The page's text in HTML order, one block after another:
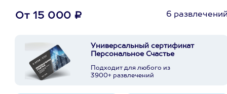
От 15 000 ₽ 6
Универсальный сертификат
Персональное Счастье
Подходит для любого из
3900+ развлечений